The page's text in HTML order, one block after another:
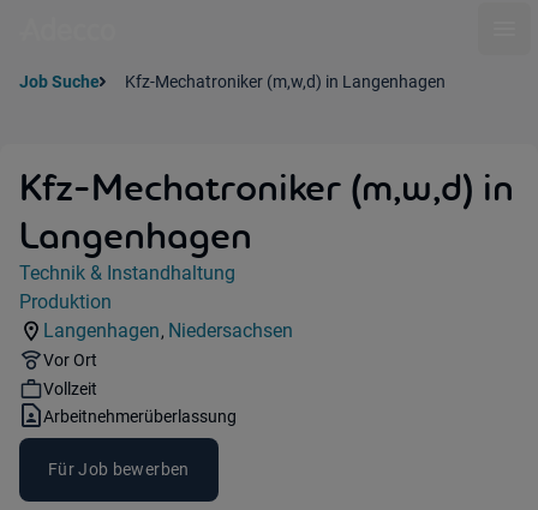
Job Suche Kfz-Mechatroniker (m,w,d) in Langenhagen
Kfz-Mechatroniker (m,w,d) in
Langenhagen
Jobdetails
Kategorie:
Technik & Instandhaltung
Industry:
Produktion
Standorte:
Langenhagen,
Region:
Niedersachsen
Remote Option:
Vor Ort
Workhours:
Vollzeit
Vertragsart:
Arbeitnehmerüberlassung
Für Job bewerben